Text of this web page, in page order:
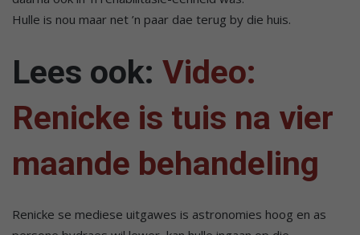
Hulle is nou maar net ’n paar dae terug by die huis.
Lees ook: Video:
Renicke is tuis na vier
maande behandeling
Renicke se mediese uitgawes is astronomies hoog en as